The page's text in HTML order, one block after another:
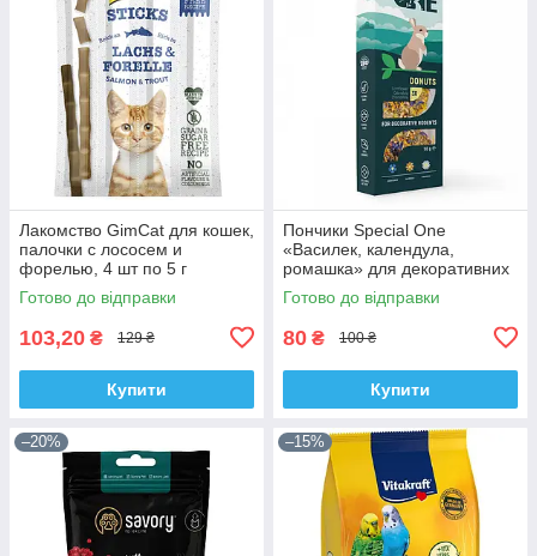
Лакомство GimCat для кошек,
палочки с лососем и
форелью, 4 шт по 5 г
Готово до відправки
103,20 ₴ 129 ₴
Купити
Пончики Special One
«Василек, календула,
ромашка» для декоративних
гризунів, 50 г
Готово до відправки
80 ₴ 100 ₴
Купити
–20% –15%